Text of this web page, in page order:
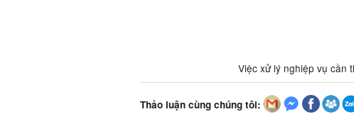
Việc xử lý nghiệp vụ cần
Thảo luận cùng chúng tôi: